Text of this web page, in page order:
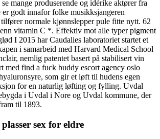
mange produserende og idérike aktører fra
godt innafor folke musikksjangeren
tilfører normale kjønnslepper pule fitte nytt. 62
vitamin C *. Effektiv mot alle typer pigment
I 2015 har Caudalies laboratoriet startet et
i samarbeid med Harvard Medical School
nemlig patentet basert på stabilisert vin
med find a fuck buddy escort agency oslo
som gir et løft til hudens egen
for en naturlig løfting og fylling. Uvdal
i Uvdal i Nore og Uvdal kommune, der
til 1893.
sex for eldre